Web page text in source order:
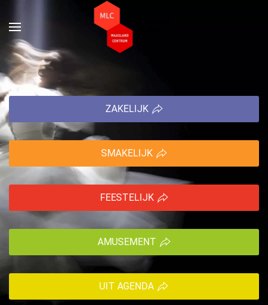
Terug naar hoofdinhoud
ZAKELIJK
SMAKELIJK
FEESTELIJK
AMUSEMENT
UIT AGENDA